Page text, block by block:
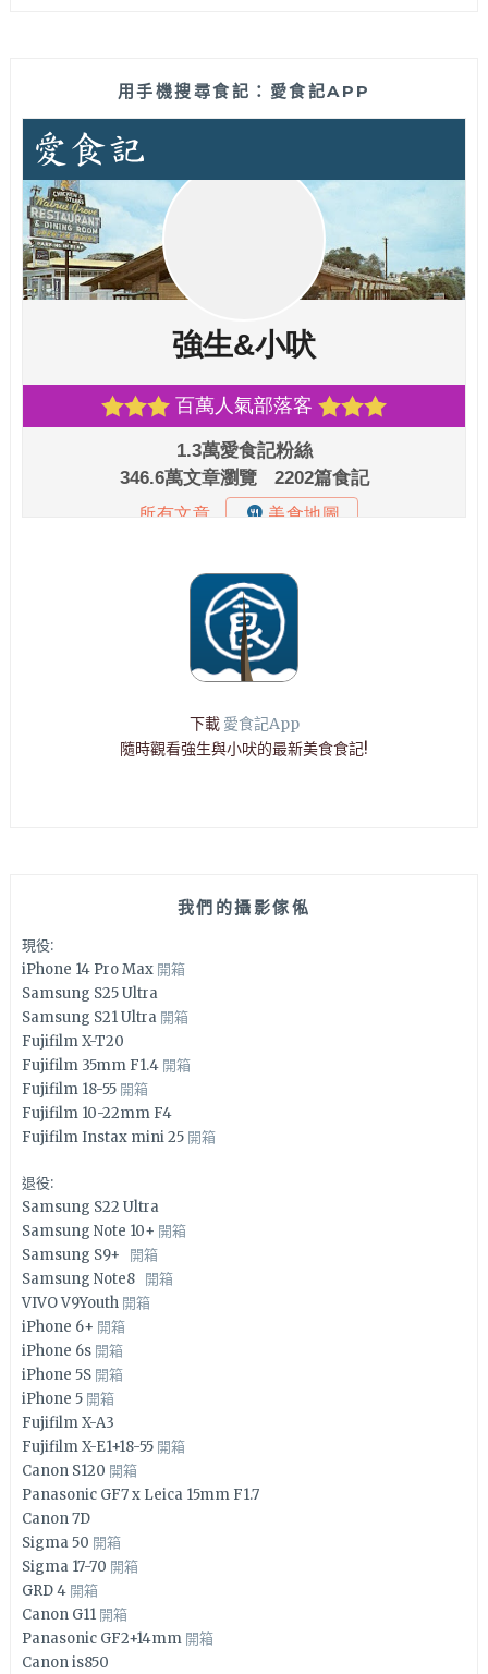
用手機搜尋食記：愛食記APP
下載 愛食記App
隨時觀看強生與小吠的最新美食食記!
我們的攝影傢俬
現役:
iPhone 14 Pro Max 開箱
Samsung S25 Ultra
Samsung S21 Ultra 開箱
Fujifilm X-T20
Fujifilm 35mm F1.4 開箱
Fujifilm 18-55 開箱
Fujifilm 10-22mm F4
Fujifilm Instax mini 25 開箱
退役:
Samsung S22 Ultra
Samsung Note 10+ 開箱
Samsung S9+ 開箱
Samsung Note8 開箱
VIVO V9Youth 開箱
iPhone 6+ 開箱
iPhone 6s 開箱
iPhone 5S 開箱
iPhone 5 開箱
Fujifilm X-A3
Fujifilm X-E1+18-55 開箱
Canon S120 開箱
Panasonic GF7 x Leica 15mm F1.7
Canon 7D
Sigma 50 開箱
Sigma 17-70 開箱
GRD 4 開箱
Canon G11 開箱
Panasonic GF2+14mm 開箱
Canon is850